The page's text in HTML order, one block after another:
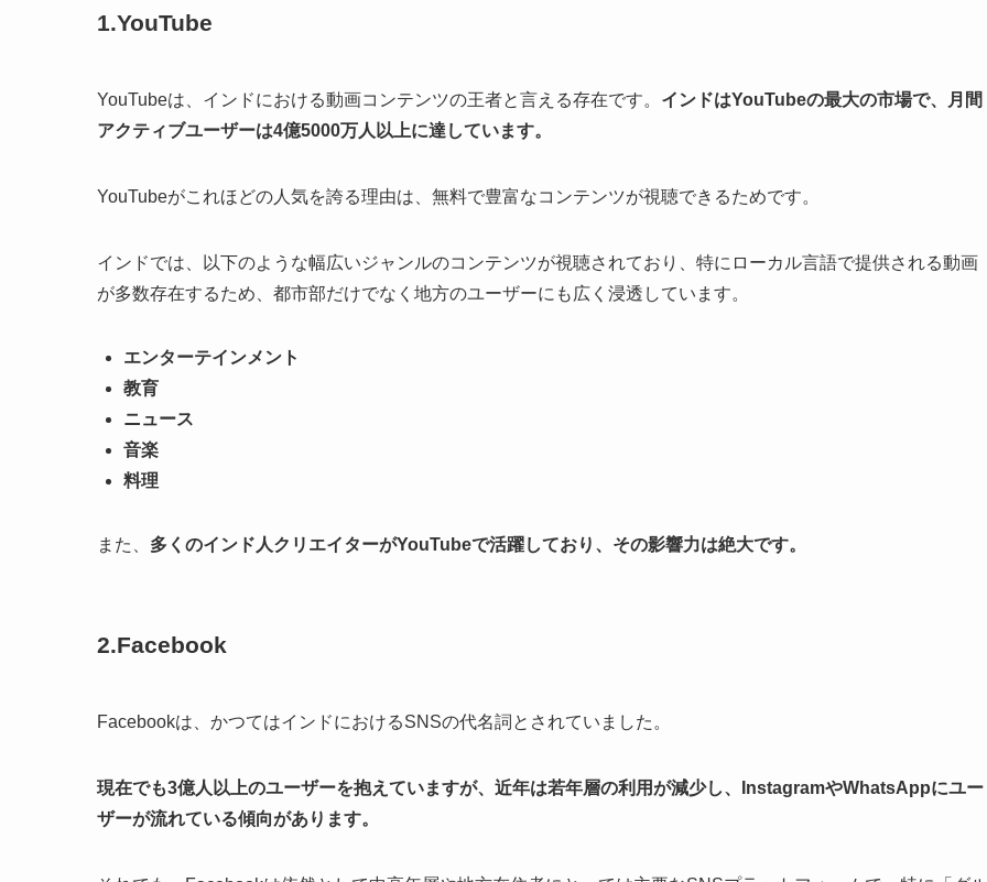
1.YouTube
YouTubeは、インドにおける動画コンテンツの王者と言える存在です。 インドはYouTubeの最大の市場で、月間
アクティブユーザーは4億5000万人以上に達しています。
YouTubeがこれほどの人気を誇る理由は、無料で豊富なコンテンツが視聴できるためです。
インドでは、以下のような幅広いジャンルのコンテンツが視聴されており、特にローカル言語で提供される動画
が多数存在するため、都市部だけでなく地方のユーザーにも広く浸透しています。
エンターテインメント
教育
ニュース
音楽
料理
また、 多くのインド人クリエイターがYouTubeで活躍しており、その影響力は絶大です。
2.Facebook
Facebookは、かつてはインドにおけるSNSの代名詞とされていました。
現在でも3億人以上のユーザーを抱えていますが、近年は若年層の利用が減少し、InstagramやWhatsAppにユー
ザーが流れている傾向があります。